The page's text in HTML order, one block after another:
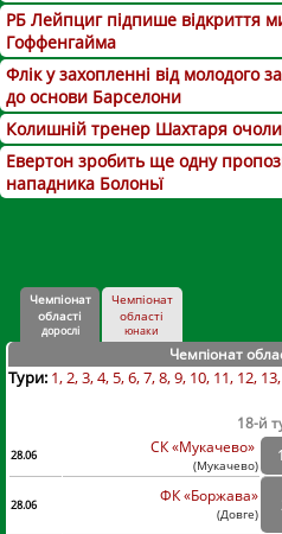
РБ Лейпциг підпише відкриття
Гоффенгайма
Флік у захопленні від молодого
до основи Барселони
Колишній тренер Шахтаря
Евертон зробить ще одну
нападника Болоньї
Чемпіонат
області
дорослі
Чемпіонат
області
юнаки
Чемпіонат
Тури: 1 2 3 4 5 6 7 8 9 10 11 12 13
18-й
28.06 СК «Мукачево»
(Мукачево)
28.06
ФК «Боржава»
(Довге)